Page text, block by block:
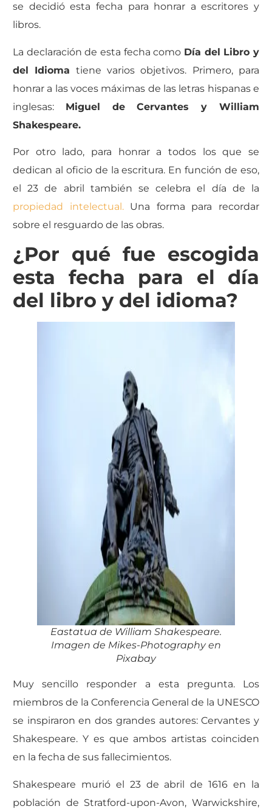
se decidió esta fecha para honrar a escritores y
libros.
La declaración de esta fecha como Día del Libro y
del Idioma tiene varios objetivos. Primero, para
honrar a las voces máximas de las letras hispanas e
inglesas: Miguel de Cervantes y William
Shakespeare.
Por otro lado, para honrar a todos los que se
dedican al oficio de la escritura. En función de eso,
el 23 de abril también se celebra el día de la
propiedad intelectual.Una forma para recordar
sobre el resguardo de las obras.
¿Por qué fue escogida
esta fecha para el día
del libro y del idioma?
Eastatua de William Shakespeare.
Imagen de Mikes-Photography en
Pixabay
Muy sencillo responder a esta pregunta. Los
miembros de la Conferencia General de la UNESCO
se inspiraron en dos grandes autores: Cervantes y
Shakespeare. Y es que ambos artistas coinciden
en la fecha de sus fallecimientos.
Shakespeare murió el 23 de abril de 1616 en la
población de Stratford-upon-Avon, Warwickshire,